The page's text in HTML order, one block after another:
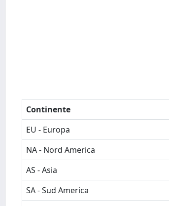
Continente
EU - Europa
NA - Nord America
AS - Asia
SA - Sud America